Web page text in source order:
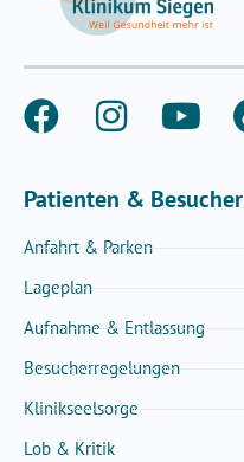
Patienten & Besucher
Anfahrt & Parken
Lageplan
Aufnahme & Entlassung
Besucherregelungen
Klinikseelsorge
Lob & Kritik